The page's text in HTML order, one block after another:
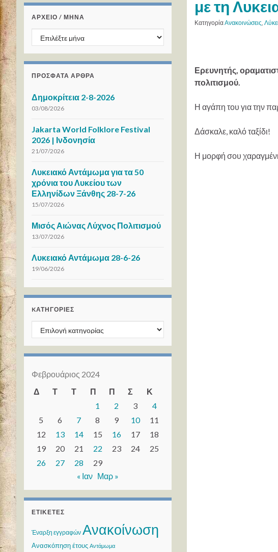
με τη
ΚατηγορίαΑνακοινώσεις,
Ερευνητής,
πολιτισμού.
Η αγάπη του για την
Δάσκαλε, καλό ταξίδι!
Η μορφή σου
ΑΡΧΕΙΟ / ΜΗΝΑ
ΑΡΧΕΙΟ / ΜΗΝΑ
ΠΡΌΣΦΑΤΑ ΆΡΘΡΑ
Δημοκρίτεια 2-8-2026
03/08/2026
Jakarta World Folklore Festival
2026 | Ινδονησία
21/07/2026
Λυκειακό Αντάμωμα για τα 50
χρόνια του Λυκείου των
Ελληνίδων Ξάνθης 28-7-26
15/07/2026
Μισός Αιώνας Λύχνος Πολιτισμού
13/07/2026
Λυκειακό Αντάμωμα 28-6-26
19/06/2026
KΑΤΗΓΟΡΊΕΣ
Kατηγορίες
Φεβρουάριος 2024
Δ
Τ Τ Π Π Σ
Κ
1
2 3
4
5
6 7 8 9 10
11
12
13 14 15 16 17
18
19
20 21 22 23 24
25
26
27 28
29
« Ιαν Μαρ »
ΕΤΙΚΈΤΕΣ
Έναρξη εγγραφών Ανακοίνωση
Ανασκόπηση έτους Αντάμωμα